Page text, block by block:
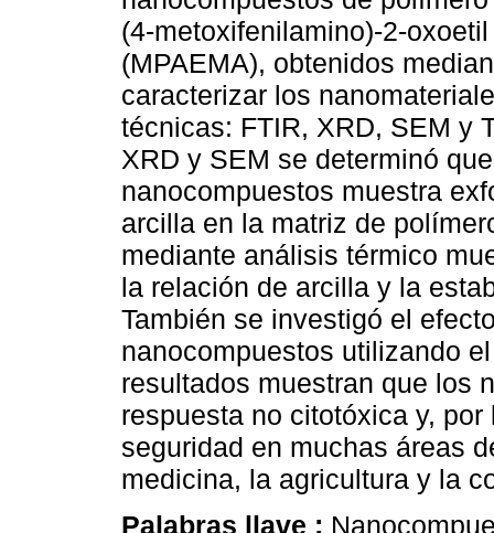
(4-metoxifenilamino)-2-
(MPAEMA), obtenidos
caracterizar los
técnicas: FTIR, XRD, SEM y
XRD y SEM se determinó
nanocompuestos muestra
arcilla en la matriz de
mediante análisis térmico
la relación de arcilla y la
También se investigó el
nanocompuestos utilizando
resultados muestran que los
respuesta no citotóxica y,
seguridad en muchas áreas
medicina, la agricultura y la
Palabras llave :